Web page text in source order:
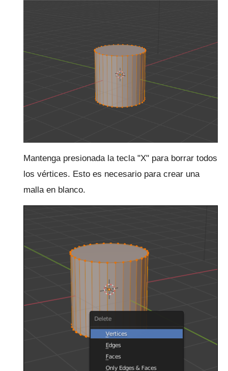
Mantenga presionada la tecla "X" para borrar todos
los vértices. Esto es necesario para crear una
malla en blanco.